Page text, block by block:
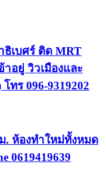
ธิเบศร์ ติด MRT
อยู่ วิวเมืองและ
ทร 096-9319202
. ห้องทำใหม่ทั้งหมด
0619419639